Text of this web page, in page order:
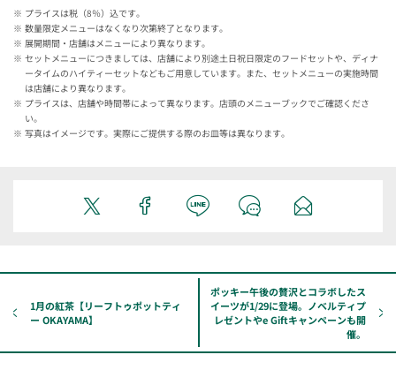
プライスは税（8％）込です。
数量限定メニューはなくなり次第終了となります。
展開期間・店舗はメニューにより異なります。
セットメニューにつきましては、店舗により別途土日祝日限定のフードセットや、ディナ
ータイムのハイティーセットなどもご用意しています。また、セットメニューの実施時間
は店舗により異なります。
プライスは、店舗や時間帯によって異なります。店頭のメニューブックでご確認くださ
い。
写真はイメージです。実際にご提供する際のお皿等は異なります。
1月の紅茶【リーフトゥポットティ
ー OKAYAMA】
ポッキー午後の贅沢とコラボしたス
イーツが1/29に登場。ノベルティプ
レゼントやe Giftキャンペーンも開
催。